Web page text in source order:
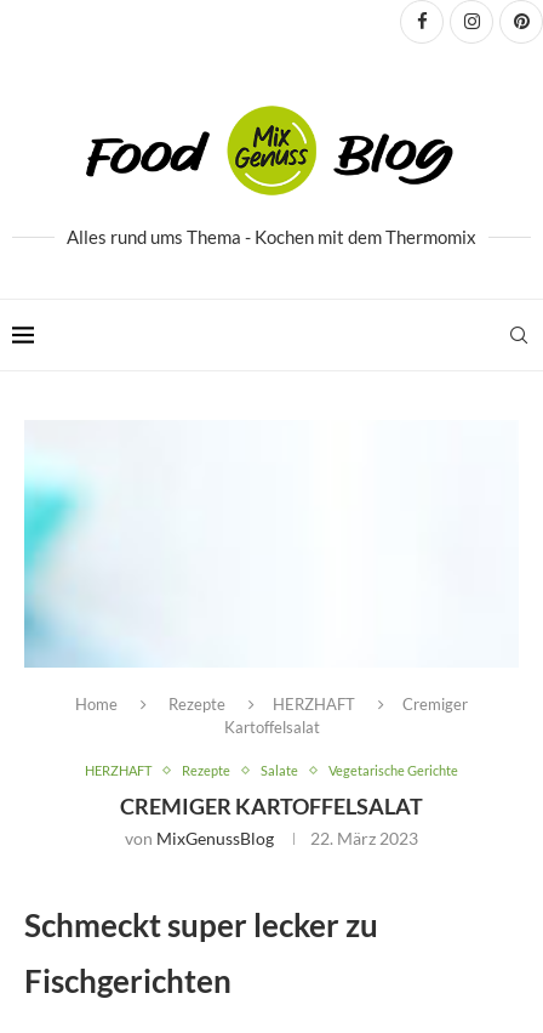
Alles rund ums Thema - Kochen mit dem Thermomix
Home Rezepte HERZHAFT
Cremiger
Kartoffelsalat
HERZHAFT Rezepte Salate Vegetarische Gerichte
CREMIGER KARTOFFELSALAT
von MixGenussBlog 22. März 2023
Schmeckt super lecker zu
Fischgerichten